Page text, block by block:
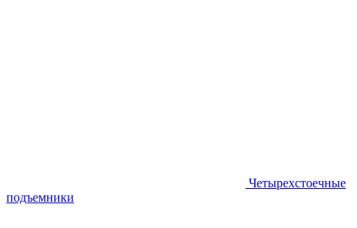
Четырехстоечные
подъемники